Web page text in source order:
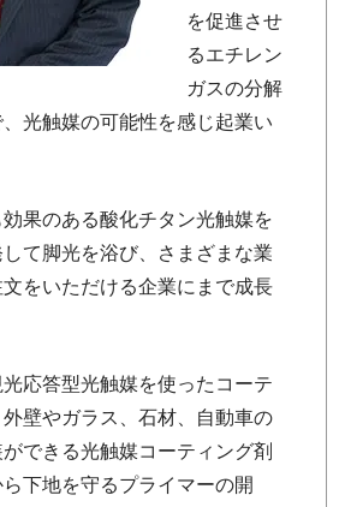
を促進させ
るエチレン
ガスの分解
光触媒の可能性を感じ起業い
果のある酸化チタン光触媒を
て脚光を浴び、さまざまな業
をいただける企業にまで成長
応答型光触媒を使ったコーテ
壁やガラス、石材、自動車の
できる光触媒コーティング剤
下地を守るプライマーの開